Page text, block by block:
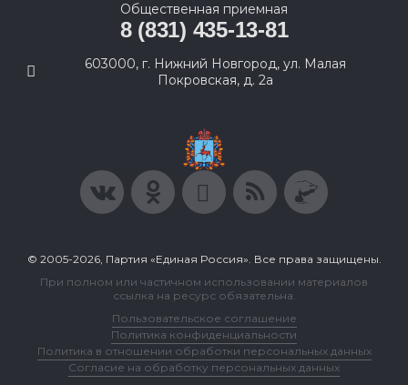
Общественная приемная
8 (831) 435-13-81
603000, г. Нижний Новгород, ул. Малая
Покровская, д. 2а
© 2005-2026, Партия «Единая Россия». Все права защищены.
При полном или частичном использовании материалов
ссылка на ресурс обязательна.
Пользовательское соглашение
Политика конфиденциальности
Политика в отношении обработки персональных данных
Согласие на обработку персональных данных